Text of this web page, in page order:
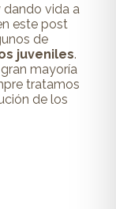
vida a
este post
de
juveniles.
mayoría
tratamos
de los